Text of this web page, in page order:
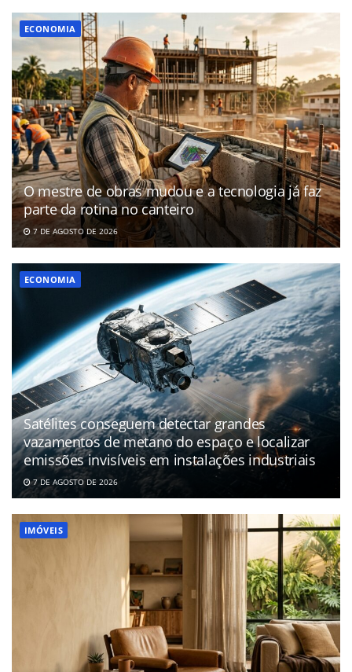
ECONOMIA
O mestre de obras mudou e a tecnologia já faz
parte da rotina no canteiro
7 DE AGOSTO DE 2026
ECONOMIA
Satélites conseguem detectar grandes
vazamentos de metano do espaço e localizar
emissões invisíveis em instalações industriais
7 DE AGOSTO DE 2026
IMÓVEIS